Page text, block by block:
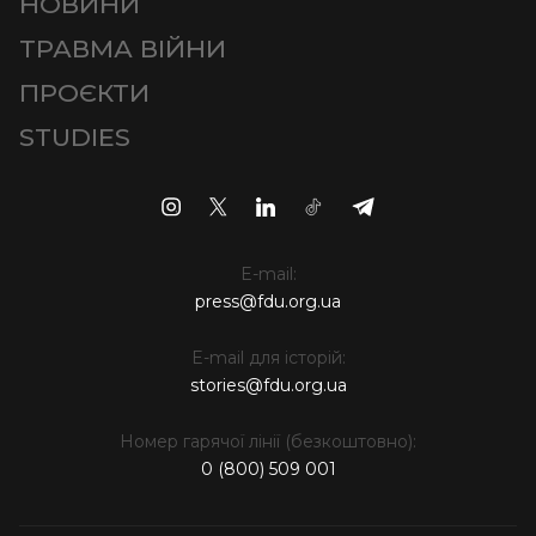
ТРАВМА ВІЙНИ
ПРОЄКТИ
STUDIES
E-mail:
press@fdu.org.ua
E-mail для історій:
stories@fdu.org.ua
Номер гарячої лінії (безкоштовно):
0 (800) 509 001